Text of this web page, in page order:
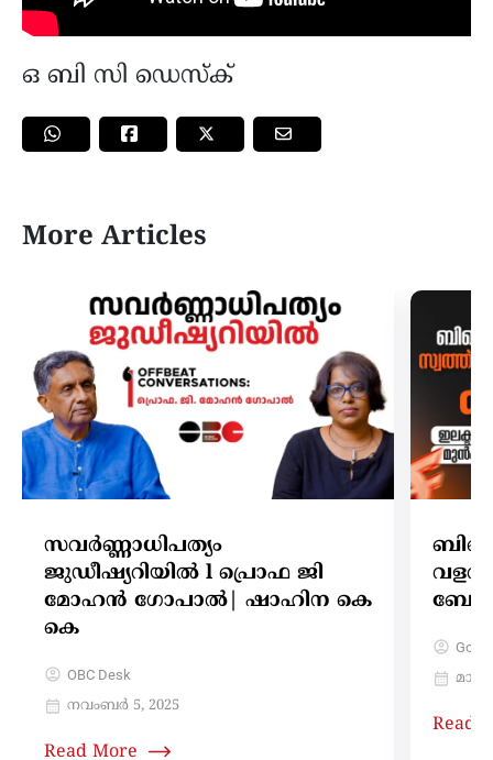
ഒ ബി സി ഡെസ്ക്
More Articles
സവർണ്ണാധിപത്യം
ജുഡീഷ്യറിയിൽ l പ്രൊഫ ജി
മോഹൻ ഗോപാൽ| ഷാഹിന കെ
കെ
OBC Desk
നവംബർ 5, 2025
Read More
Read